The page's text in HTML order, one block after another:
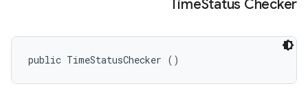
TimeStatus Checker
public TimeStatusChecker ()